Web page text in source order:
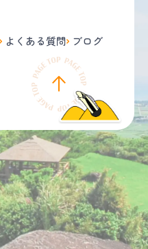
よくある質問 ブログ